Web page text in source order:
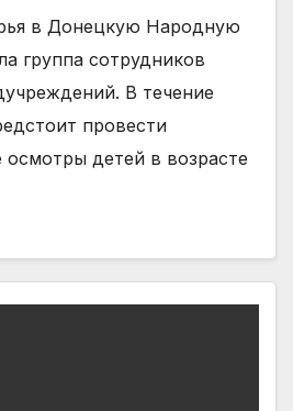
в Донецкую Народную
группа сотрудников
В течение
провести
осмотры детей в возрасте